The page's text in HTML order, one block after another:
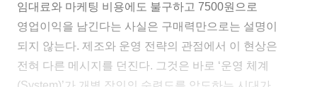
임대료와 마케팅 비용에도 불구하고 7500원으로
영업이익을 남긴다는 사실은 구매력만으로는 설명이
되지 않는다. 제조와 운영 전략의 관점에서 이 현상은
전혀 다른 메시지를 던진다. 그것은 바로 ‘운영 체계